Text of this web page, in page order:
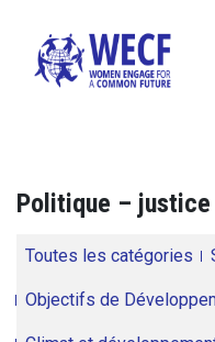
Politique – justice
Toutes les catégories
Objectifs de